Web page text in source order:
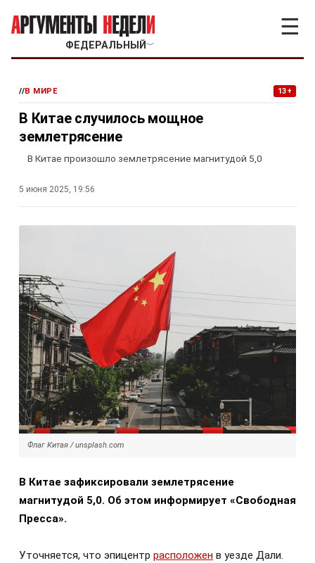
ФЕДЕРАЛЬНЫЙ ﹀
☰
//В МИРЕ 13+
В Китае случилось мощное
землетрясение
В Китае произошло землетрясение магнитудой 5,0
5 июня 2025, 19:56
Флаг Китая / unsplash.com
В Китае зафиксировали землетрясение
магнитудой 5,0. Об этом информирует «Свободная
Пресса».
Уточняется, что эпицентр расположен в уезде Дали.